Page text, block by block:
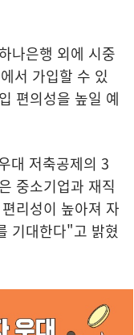
나은행 외에 시중
서 가입할 수 있
편의성을 높일 예
대 저축공제의 3
중소기업과 재직
리성이 높아져 자
기대한다"고 밝혔